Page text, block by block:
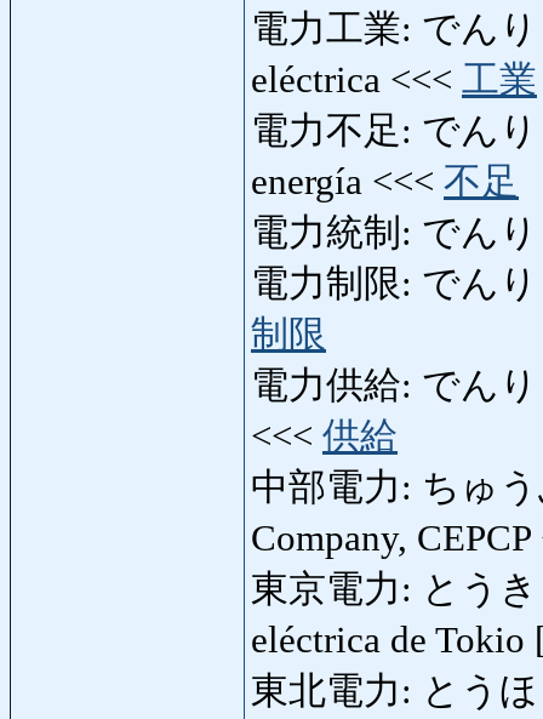
電力工業: でん
eléctrica <<< 工業
電力不足: でん
energía <<< 不足
電力統制: でん
電力制限: でん
制限
電力供給: でん
<<< 供給
中部電力: ちゅ
Company,
東京電力: とうき
eléctrica de
東北電力: とう